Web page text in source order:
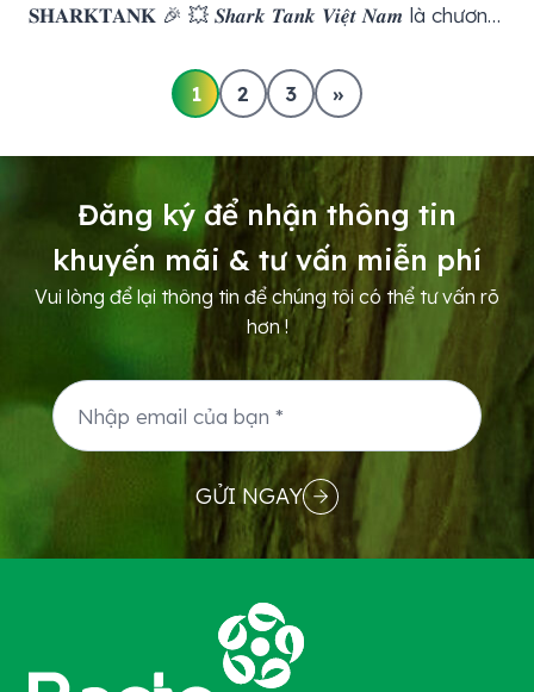
𝐒𝐇𝐀𝐑𝐊𝐓𝐀𝐍𝐊 🎉 💥 𝑺𝒉𝒂𝒓𝒌 𝑻𝒂𝒏𝒌 𝑽𝒊𝒆̣̂𝒕 𝑵𝒂𝒎 là chương
sóng trên 𝐕𝐓𝐕 từ năm 2017. Chương trình 2 lần
giành giải thưởng Primetime Emmy Award cho
1 2 3 »
Đăng ký để nhận thông tin
khuyến mãi & tư vấn miễn phí
Vui lòng để lại thông tin để chúng tôi có thể tư vấn rõ
hơn !
GỬI NGAY